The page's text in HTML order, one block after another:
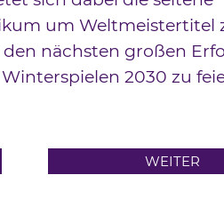
um Weltmeistertitel
nächsten großen
2030 zu
WEITER